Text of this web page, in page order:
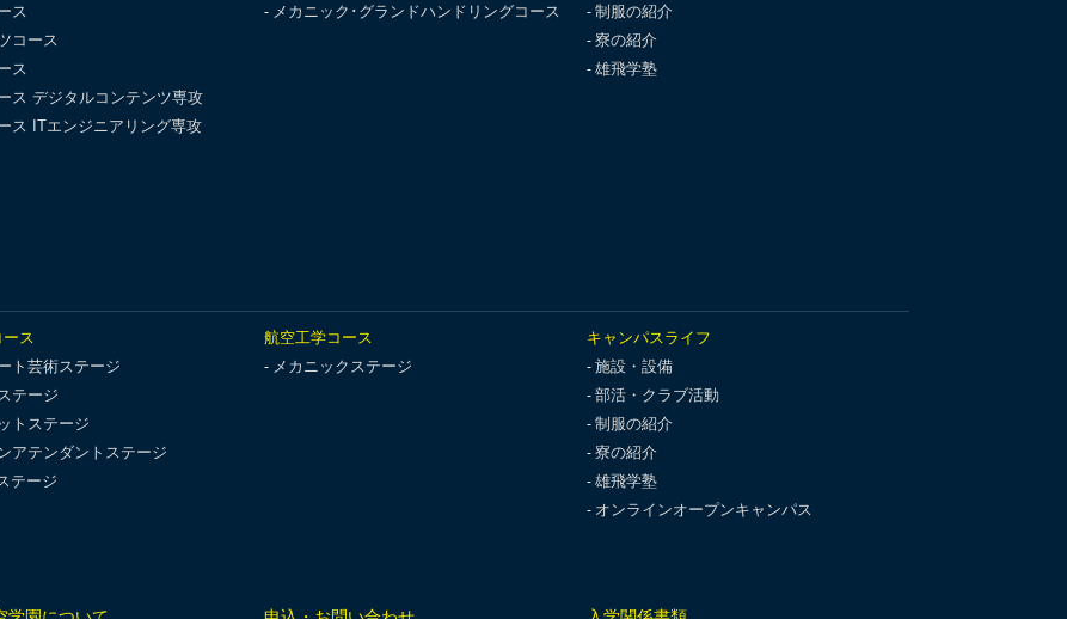
ス
コース
ス
ス デジタルコンテンツ専攻
ス ITエンジニアリング専攻
メカニック･グランドハンドリングコース
制服の紹介
寮の紹介
雄飛学塾
ス
ト芸術ステージ
テージ
トステージ
アテンダントステージ
テージ
航空工学コース
メカニックステージ
キャンパスライフ
施設・設備
部活・クラブ活動
制服の紹介
寮の紹介
雄飛学塾
オンラインオープンキャンパス